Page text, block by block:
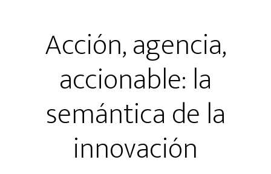
Acción, agencia,
accionable: la
semántica de la
innovación